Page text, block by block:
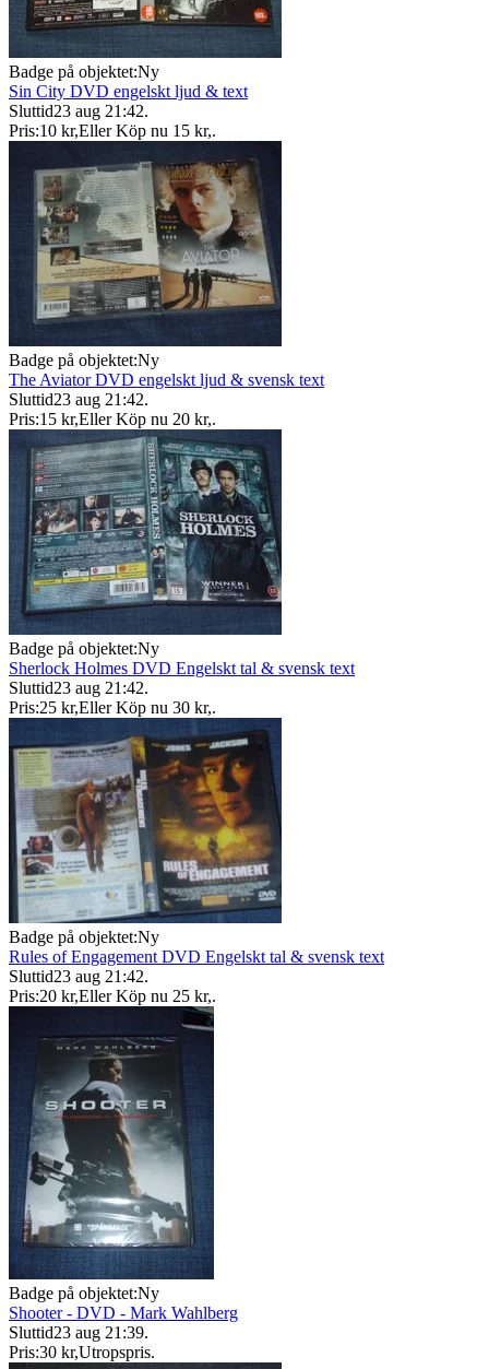
Badge på objektet:Ny
Sin City DVD engelskt ljud & text
Sluttid23 aug 21:42.
Pris:10 kr,Eller Köp nu 15 kr,.
Badge på objektet:Ny
The Aviator DVD engelskt ljud & svensk text
Sluttid23 aug 21:42.
Pris:15 kr,Eller Köp nu 20 kr,.
Badge på objektet:Ny
Sherlock Holmes DVD Engelskt tal & svensk text
Sluttid23 aug 21:42.
Pris:25 kr,Eller Köp nu 30 kr,.
Badge på objektet:Ny
Rules of Engagement DVD Engelskt tal & svensk text
Sluttid23 aug 21:42.
Pris:20 kr,Eller Köp nu 25 kr,.
Badge på objektet:Ny
Shooter - DVD - Mark Wahlberg
Sluttid23 aug 21:39.
Pris:30 kr,Utropspris.